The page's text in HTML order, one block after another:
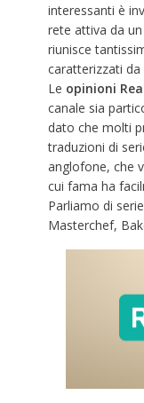
interessanti è
rete attiva da
riunisce
caratterizzati
Le opinioni
canale sia
dato che molti
traduzioni di
anglofone, che
cui fama ha
Parliamo di
Masterchef,